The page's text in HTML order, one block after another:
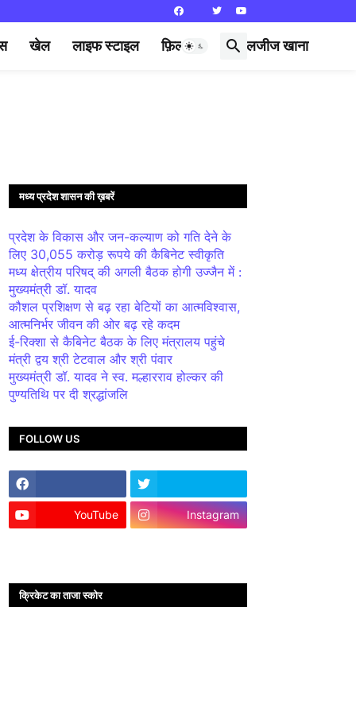
खेल लाइफ स्टाइल फ़िल्मी दुनिया लजीज खाना
मध्य प्रदेश शासन की ख़बरें
प्रदेश के विकास और जन-कल्याण को गति देने के
लिए 30,055 करोड़ रूपये की कैबिनेट स्वीकृति
मध्य क्षेत्रीय परिषद् की अगली बैठक होगी उज्जैन में :
मुख्यमंत्री डॉ. यादव
कौशल प्रशिक्षण से बढ़ रहा बेटियों का आत्मविश्वास,
आत्मनिर्भर जीवन की ओर बढ़ रहे कदम
ई-रिक्शा से कैबिनेट बैठक के लिए मंत्रालय पहुंचे
मंत्री द्वय श्री टेटवाल और श्री पंवार
मुख्यमंत्री डॉ. यादव ने स्व. मल्हारराव होल्कर की
पुण्यतिथि पर दी श्रद्धांजलि
FOLLOW US
YouTube Instagram
क्रिकेट का ताजा स्कोर